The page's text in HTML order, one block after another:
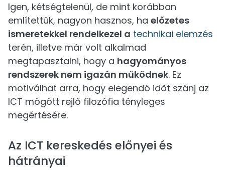
Igen, kétségtelenül, de mint korábban
említettük, nagyon hasznos, ha előzetes
ismeretekkel rendelkezel a technikai elemzés
terén, illetve már volt alkalmad
megtapasztalni, hogy a hagyományos
rendszerek nem igazán működnek. Ez
motiválhat arra, hogy elegendő időt szánj az
ICT mögött rejlő filozófia tényleges
megértésére.
Az ICT kereskedés előnyei és
hátrányai